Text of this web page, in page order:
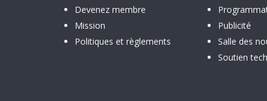
Devenez membre
Mission
Politiques et règlements
Publicité
Salle des
Soutien